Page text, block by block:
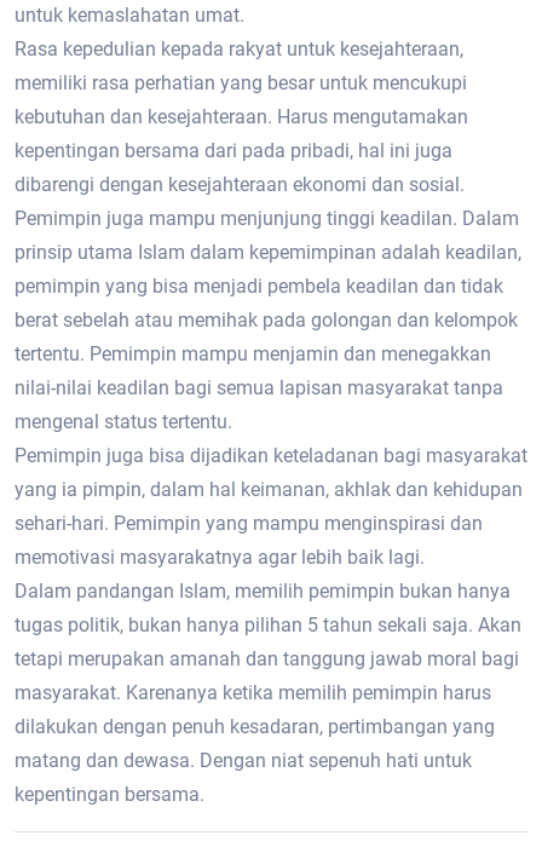
untuk kemaslahatan umat.
Rasa kepedulian kepada rakyat untuk kesejahteraan,
memiliki rasa perhatian yang besar untuk mencukupi
kebutuhan dan kesejahteraan. Harus mengutamakan
kepentingan bersama dari pada pribadi, hal ini juga
dibarengi dengan kesejahteraan ekonomi dan sosial.
Pemimpin juga mampu menjunjung tinggi keadilan. Dalam
prinsip utama Islam dalam kepemimpinan adalah keadilan,
pemimpin yang bisa menjadi pembela keadilan dan tidak
berat sebelah atau memihak pada golongan dan kelompok
tertentu. Pemimpin mampu menjamin dan menegakkan
nilai-nilai keadilan bagi semua lapisan masyarakat tanpa
mengenal status tertentu.
Pemimpin juga bisa dijadikan keteladanan bagi masyarakat
yang ia pimpin, dalam hal keimanan, akhlak dan kehidupan
sehari-hari. Pemimpin yang mampu menginspirasi dan
memotivasi masyarakatnya agar lebih baik lagi.
Dalam pandangan Islam, memilih pemimpin bukan hanya
tugas politik, bukan hanya pilihan 5 tahun sekali saja. Akan
tetapi merupakan amanah dan tanggung jawab moral bagi
masyarakat. Karenanya ketika memilih pemimpin harus
dilakukan dengan penuh kesadaran, pertimbangan yang
matang dan dewasa. Dengan niat sepenuh hati untuk
kepentingan bersama.